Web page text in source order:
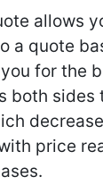
allows
a quote
for the
both sides
price